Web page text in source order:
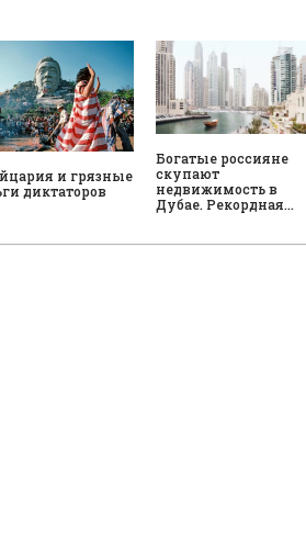
и грязные
диктаторов
Богатые россияне
скупают
недвижимость в
Дубае. Рекордная…